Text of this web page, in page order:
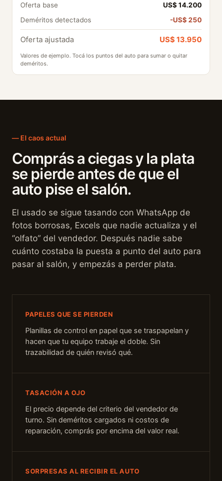
Oferta base
US$ 14.200
Deméritos detectados
-US$ 250
Oferta ajustada US$ 13.950
Valores de ejemplo. Tocá los puntos del auto para sumar o quitar
deméritos.
El caos actual
Comprás a ciegas y la plata
se pierde antes de que el
auto pise el salón.
El usado se sigue tasando con WhatsApp de
fotos borrosas, Excels que nadie actualiza y el
“olfato” del vendedor. Después nadie sabe
cuánto costaba la puesta a punto del auto para
pasar al salón, y empezás a perder plata.
PAPELES QUE SE PIERDEN
Planillas de control en papel que se traspapelan y
hacen que tu equipo trabaje el doble. Sin
trazabilidad de quién revisó qué.
TASACIÓN A OJO
El precio depende del criterio del vendedor de
turno. Sin deméritos cargados ni costos de
reparación, comprás por encima del valor real.
SORPRESAS AL RECIBIR EL AUTO